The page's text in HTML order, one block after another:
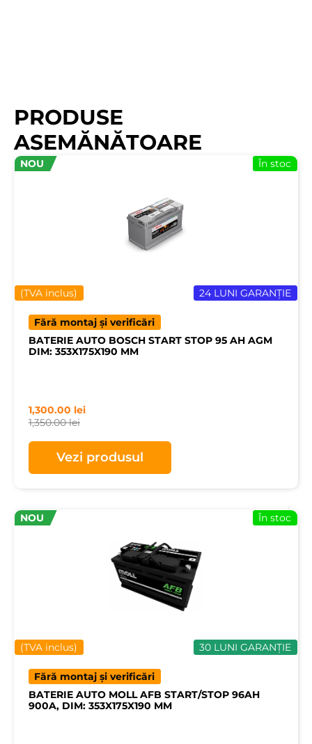
PRODUSE
ASEMĂNĂTOARE
NOU
24 LUNI GARANȚIE
(TVA inclus)
În stoc
Fără montaj și verificări
BATERIE AUTO BOSCH START STOP 95 AH AGM
DIM: 353X175X190 MM
1,350.00lei
1,300.00 lei
Vezi produsul
30 LUNI GARANȚIE
NOU
(TVA inclus)
În stoc
Fără montaj și verificări
BATERIE AUTO MOLL AFB START/STOP 96AH
900A, DIM: 353X175X190 MM